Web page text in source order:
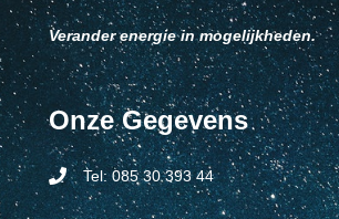
Verander energie in mogelijkheden.
Onze Gegevens
Tel: 0853039344
Tel: 085 30 393 44